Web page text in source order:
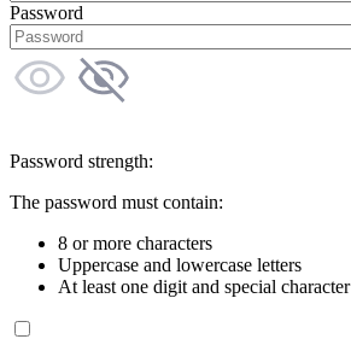
Password
Password strength:
The password must contain:
8 or more characters
Uppercase and lowercase letters
At least one digit and special character